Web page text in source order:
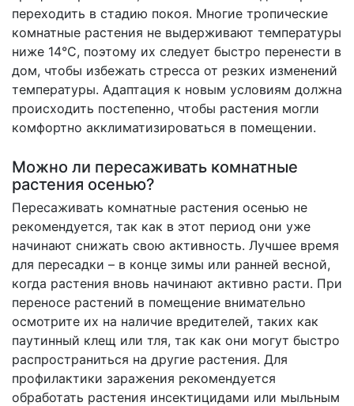
переходить в стадию покоя. Многие тропические
комнатные растения не выдерживают температуры
ниже 14°C, поэтому их следует быстро перенести в
дом, чтобы избежать стресса от резких изменений
температуры. Адаптация к новым условиям должна
происходить постепенно, чтобы растения могли
комфортно акклиматизироваться в помещении.
Можно ли пересаживать комнатные
растения осенью?
Пересаживать комнатные растения осенью не
рекомендуется, так как в этот период они уже
начинают снижать свою активность. Лучшее время
для пересадки – в конце зимы или ранней весной,
когда растения вновь начинают активно расти. При
переносе растений в помещение внимательно
осмотрите их на наличие вредителей, таких как
паутинный клещ или тля, так как они могут быстро
распространиться на другие растения. Для
профилактики заражения рекомендуется
обработать растения инсектицидами или мыльным